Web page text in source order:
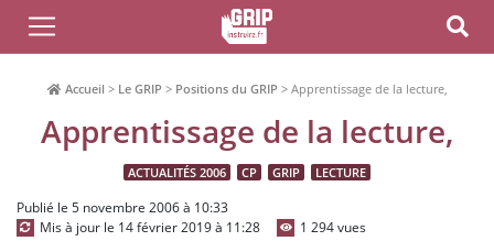
Accueil > Le GRIP> Positions du GRIP> Apprentissage de la lecture,
Apprentissage de la lecture,
ACTUALITÉS 2006 CP GRIP LECTURE
Publié le 5 novembre 2006 à 10:33
Mis à jour le 14 février 2019 à 11:28
1 294 vues